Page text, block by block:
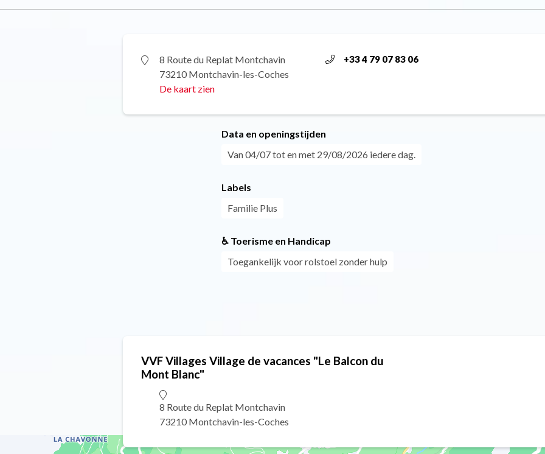
8 Route du Replat Montchavin
73210 Montchavin-les-Coches
De kaart zien
+33 4 79 07 83 06
Data en openingstijden
Van 04/07 tot en met 29/08/2026 iedere dag.
Labels
Familie Plus
♿ Toerisme en Handicap
Toegankelijk voor rolstoel zonder hulp
VVF Villages Village de vacances "Le Balcon du
Mont Blanc"
8 Route du Replat Montchavin
73210 Montchavin-les-Coches